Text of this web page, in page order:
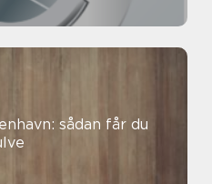
sådan får du